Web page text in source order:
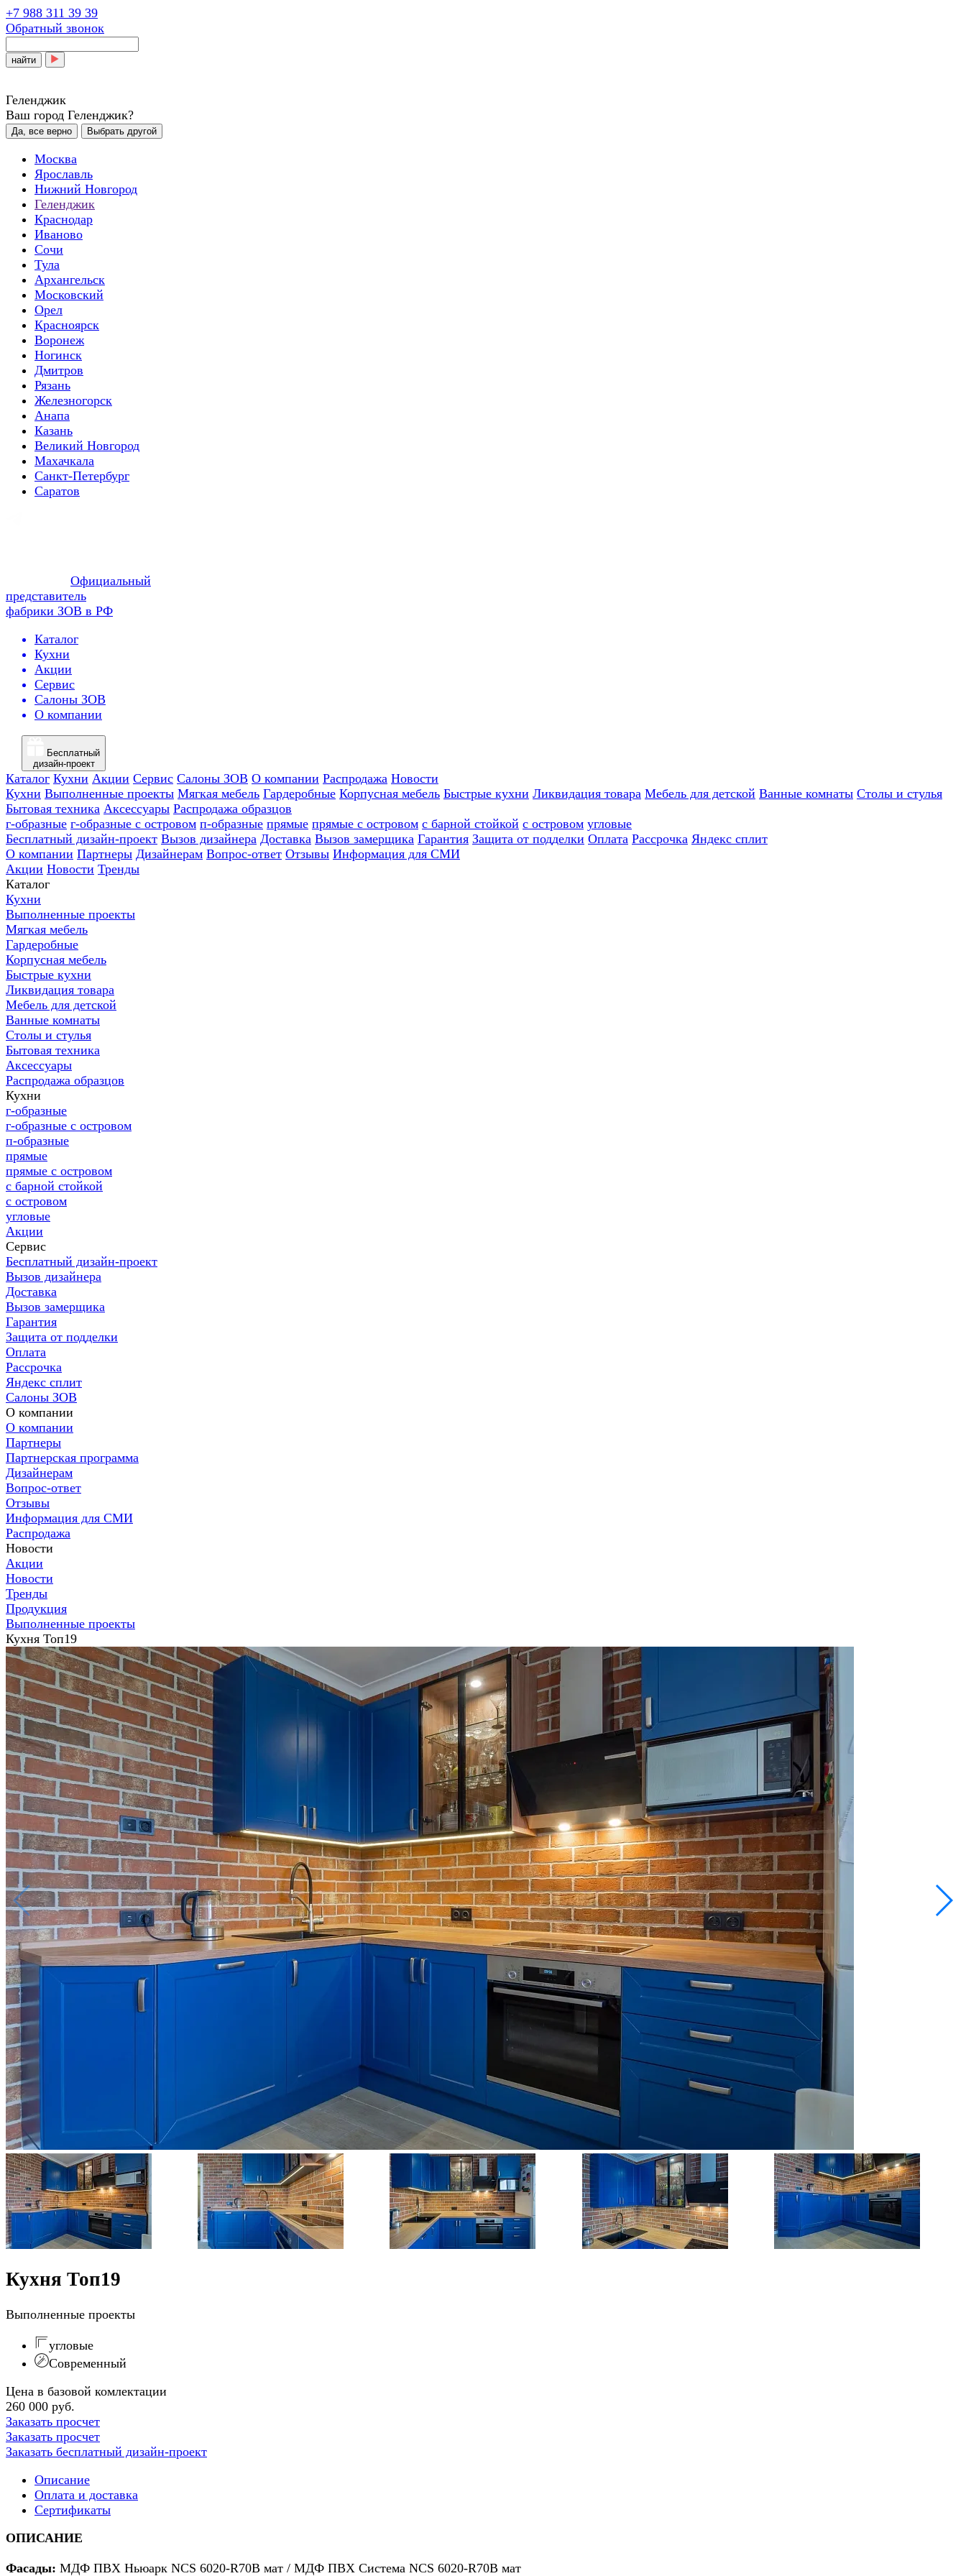
+7 988 311 39 39
Обратный звонок
найти
Геленджик
Ваш город Геленджик?
Да, все верно Выбрать другой
Москва
Ярославль
Нижний Новгород
Геленджик
Краснодар
Иваново
Сочи
Тула
Архангельск
Московский
Орел
Красноярск
Воронеж
Ногинск
Дмитров
Рязань
Железногорск
Анапа
Казань
Великий Новгород
Махачкала
Санкт-Петербург
Саратов
Официальный
представитель
фабрики ЗОВ в РФ
Каталог
Кухни
Акции
Сервис
Салоны ЗОВ
О компании
Бесплатный
дизайн-проект
Каталог Кухни Акции Сервис Салоны ЗОВ О компании Распродажа Новости
Кухни Выполненные проекты Мягкая мебель Гардеробные Корпусная мебель Быстрые кухни Ликвидация товара Мебель для детской Ванные комнаты Столы и стулья
Бытовая техника Аксессуары Распродажа образцов
г-образные г-образные с островом п-образные прямые прямые с островом с барной стойкой с островом угловые
Бесплатный дизайн-проект Вызов дизайнера Доставка Вызов замерщика Гарантия Защита от подделки Оплата Рассрочка Яндекс сплит
О компании Партнеры Дизайнерам Вопрос-ответ Отзывы Информация для СМИ
Акции Новости Тренды
Каталог
Кухни
Выполненные проекты
Мягкая мебель
Гардеробные
Корпусная мебель
Быстрые кухни
Ликвидация товара
Мебель для детской
Ванные комнаты
Столы и стулья
Бытовая техника
Аксессуары
Распродажа образцов
Кухни
г-образные
г-образные с островом
п-образные
прямые
прямые с островом
с барной стойкой
с островом
угловые
Акции
Сервис
Бесплатный дизайн-проект
Вызов дизайнера
Доставка
Вызов замерщика
Гарантия
Защита от подделки
Оплата
Рассрочка
Яндекс сплит
Салоны ЗОВ
О компании
О компании
Партнеры
Партнерская программа
Дизайнерам
Вопрос-ответ
Отзывы
Информация для СМИ
Распродажа
Новости
Акции
Новости
Тренды
Продукция
Выполненные проекты
Кухня Топ19
Кухня Топ19
Выполненные проекты
угловые
Современный
Цена в базовой комлектации
260 000 руб.
Заказать просчет
Заказать просчет
Заказать бесплатный дизайн-проект
Описание
Оплата и доставка
Сертификаты
ОПИСАНИЕ
Фасады: МДФ ПВХ Ньюарк NCS 6020-R70B мат / МДФ ПВХ Система NCS 6020-R70B мат